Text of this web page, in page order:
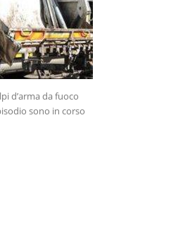
d’arma da fuoco
sono in corso